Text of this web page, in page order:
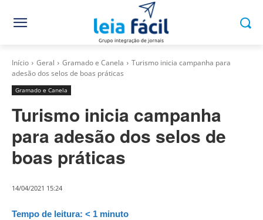
Início Geral Gramado e Canela
Turismo inicia campanha para
adesão dos selos de boas práticas
Gramado e Canela
Turismo inicia campanha
para adesão dos selos de
boas práticas
14/04/2021 15:24
Tempo de leitura: < 1 minuto